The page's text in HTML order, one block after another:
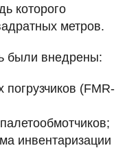
которого
метров.
были внедрены:
(FMR-
инвентаризации